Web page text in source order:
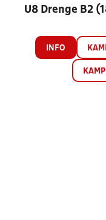
U8 Drenge B2
INFO